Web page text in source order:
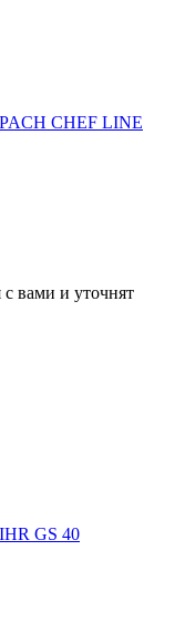
CHEF LINE
вами и уточнят
GS 40